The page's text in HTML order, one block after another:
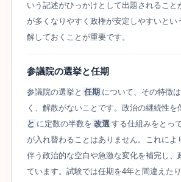
いう記述がひっかけとして出題されること
が多くなりやすく政権が安定しやすいとい
解しておくことが重要です。
参議院の選挙と任期
参議院の選挙と 任期 について、その特徴は
く、解散がないことです。政治の継続性を
と に定数の半数を 改選 する仕組みをとっ
が入れ替わることはありません。これによ
伴う政治的な空白や急激な変化を補完し、
ています。試験では任期を4年と間違えた